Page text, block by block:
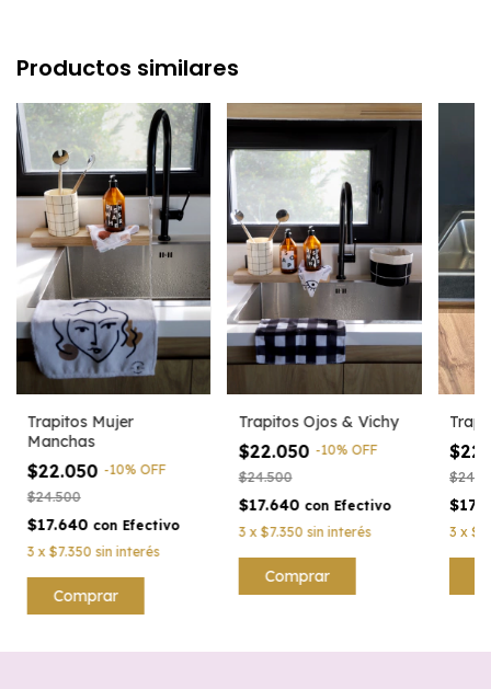
Productos similares
Trapitos Mujer
Manchas
$22.050 -10% OFF
$24.500
$17.640 con Efectivo
3 x$7.350 sin interés
Trapitos Ojos & Vichy
$22.050 -10% OFF
$24.500
$17.640 con Efectivo
3 x$7.350 sin interés 3 x